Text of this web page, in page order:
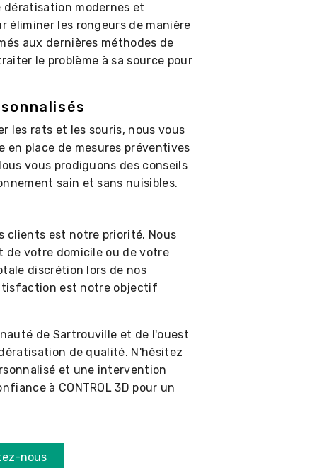
dératisation modernes et
éliminer les rongeurs de manière
aux dernières méthodes de
le problème à sa source pour
les rats et les souris, nous vous
en place de mesures préventives
vous prodiguons des conseils
sain et sans nuisibles.
clients est notre priorité. Nous
de votre domicile ou de votre
discrétion lors de nos
est notre objectif
de Sartrouville et de l'ouest
de qualité. N'hésitez
et une intervention
à CONTROL 3D pour un
nous